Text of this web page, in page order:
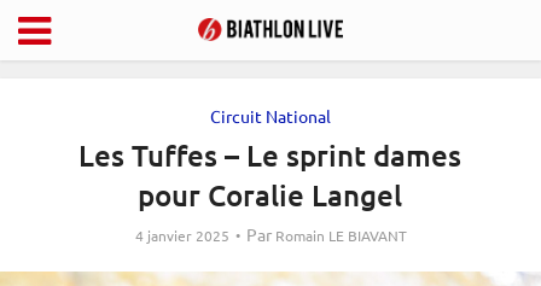
Circuit National
Les Tuffes – Le sprint dames
pour Coralie Langel
4 janvier 2025 Par Romain LE BIAVANT